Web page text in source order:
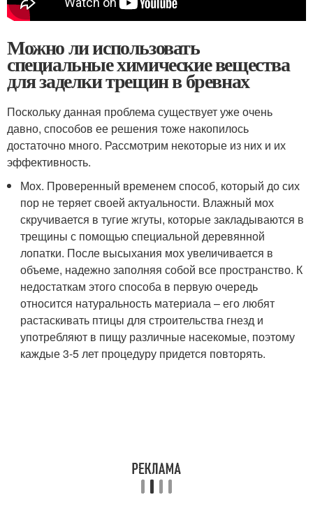
Можно ли использовать
специальные химические вещества
для заделки трещин в бревнах
Поскольку данная проблема существует уже очень
давно, способов ее решения тоже накопилось
достаточно много. Рассмотрим некоторые из них и их
эффективность.
Мох. Проверенный временем способ, который до сих
пор не теряет своей актуальности. Влажный мох
скручивается в тугие жгуты, которые закладываются в
трещины с помощью специальной деревянной
лопатки. После высыхания мох увеличивается в
объеме, надежно заполняя собой все пространство. К
недостаткам этого способа в первую очередь
относится натуральность материала – его любят
растаскивать птицы для строительства гнезд и
употребляют в пищу различные насекомые, поэтому
каждые 3-5 лет процедуру придется повторять.